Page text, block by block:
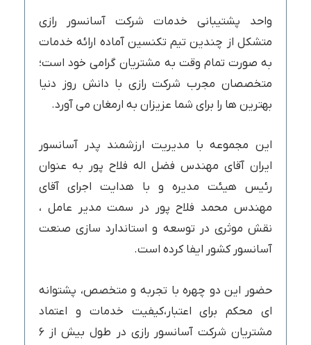
واحد پشتیبانی خدمات شرکت آسانسور رازی
متشکل از چندین تیم تکنسین آماده ارائه خدمات
به صورت تمام وقت به مشتریان گرامی خود است؛
متخصصان مجرب شرکت رازی با دانش روز دنیا
بهترین ها را برای شما عزیزان به ارمغان می آورد.
این مجموعه با مدیریت ارزشمند پدر آسانسور
ایران آقای مهندس فضل اله فلاح پور به عنوان
رئیس هیئت مدیره و با هدایت اجرای آقای
مهندس محمد فلاح پور در سمت مدیر عامل ،
نقش موثری در توسعه و استاندارد سازی صنعت
آسانسور کشور ایفا کرده است.
حضور این دو چهره با تجربه و متخصص، پشتوانه
ای محکم برای اعتبار،کیفیت خدمات و اعتماد
مشتریان شرکت آسانسور رازی در طول بیش از ۶